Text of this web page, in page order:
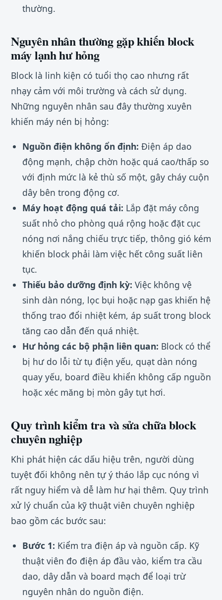
thường.
Nguyên nhân thường gặp khiến block
máy lạnh hư hỏng
Block là linh kiện có tuổi thọ cao nhưng rất
nhạy cảm với môi trường và cách sử dụng.
Những nguyên nhân sau đây thường xuyên
khiến máy nén bị hỏng:
Nguồn điện không ổn định: Điện áp dao
động mạnh, chập chờn hoặc quá cao/thấp so
với định mức là kẻ thù số một, gây cháy cuộn
dây bên trong động cơ.
Máy hoạt động quá tải: Lắp đặt máy công
suất nhỏ cho phòng quá rộng hoặc đặt cục
nóng nơi nắng chiếu trực tiếp, thông gió kém
khiến block phải làm việc hết công suất liên
tục.
Thiếu bảo dưỡng định kỳ: Việc không vệ
sinh dàn nóng, lọc bụi hoặc nạp gas khiến hệ
thống trao đổi nhiệt kém, áp suất trong block
tăng cao dẫn đến quá nhiệt.
Hư hỏng các bộ phận liên quan: Block có thể
bị hư do lỗi từ tụ điện yếu, quạt dàn nóng
quay yếu, board điều khiển không cấp nguồn
hoặc xéc măng bị mòn gây tụt hơi.
Quy trình kiểm tra và sửa chữa block
chuyên nghiệp
Khi phát hiện các dấu hiệu trên, người dùng
tuyệt đối không nên tự ý tháo lắp cục nóng vì
rất nguy hiểm và dễ làm hư hại thêm. Quy trình
xử lý chuẩn của kỹ thuật viên chuyên nghiệp
bao gồm các bước sau:
Bước 1: Kiểm tra điện áp và nguồn cấp. Kỹ
thuật viên đo điện áp đầu vào, kiểm tra cầu
dao, dây dẫn và board mạch để loại trừ
nguyên nhân do nguồn điện.